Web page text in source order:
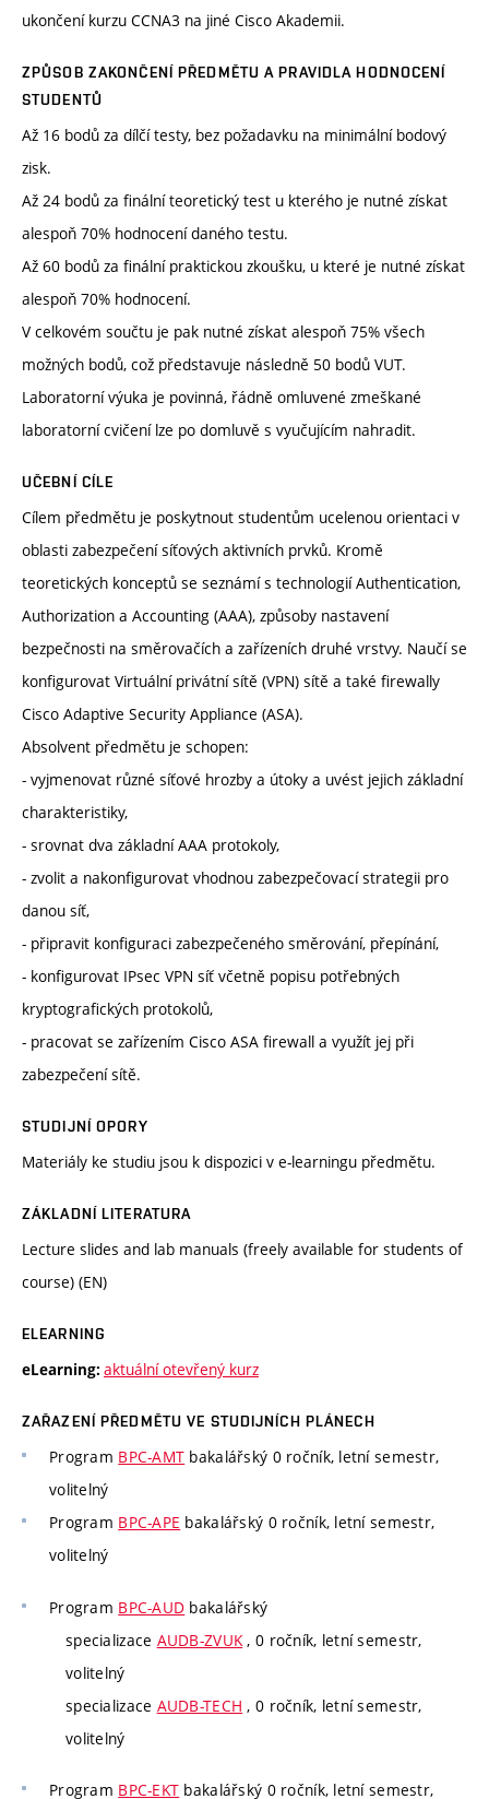
ukončení kurzu CCNA3 na jiné Cisco Akademii.
ZPŮSOB ZAKONČENÍ PŘEDMĚTU A PRAVIDLA HODNOCENÍ
STUDENTŮ
Až 16 bodů za dílčí testy, bez požadavku na minimální bodový
zisk.
Až 24 bodů za finální teoretický test u kterého je nutné získat
alespoň 70% hodnocení daného testu.
Až 60 bodů za finální praktickou zkoušku, u které je nutné získat
alespoň 70% hodnocení.
V celkovém součtu je pak nutné získat alespoň 75% všech
možných bodů, což představuje následně 50 bodů VUT.
Laboratorní výuka je povinná, řádně omluvené zmeškané
laboratorní cvičení lze po domluvě s vyučujícím nahradit.
UČEBNÍ CÍLE
Cílem předmětu je poskytnout studentům ucelenou orientaci v
oblasti zabezpečení síťových aktivních prvků. Kromě
teoretických konceptů se seznámí s technologií Authentication,
Authorization a Accounting (AAA), způsoby nastavení
bezpečnosti na směrovačích a zařízeních druhé vrstvy. Naučí se
konfigurovat Virtuální privátní sítě (VPN) sítě a také firewally
Cisco Adaptive Security Appliance (ASA).
Absolvent předmětu je schopen:
- vyjmenovat různé síťové hrozby a útoky a uvést jejich základní
charakteristiky,
- srovnat dva základní AAA protokoly,
- zvolit a nakonfigurovat vhodnou zabezpečovací strategii pro
danou síť,
- připravit konfiguraci zabezpečeného směrování, přepínání,
- konfigurovat IPsec VPN síť včetně popisu potřebných
kryptografických protokolů,
- pracovat se zařízením Cisco ASA firewall a využít jej při
zabezpečení sítě.
STUDIJNÍ OPORY
Materiály ke studiu jsou k dispozici v e-learningu předmětu.
ZÁKLADNÍ LITERATURA
Lecture slides and lab manuals (freely available for students of
course) (EN)
ELEARNING
eLearning: aktuální otevřený kurz
ZAŘAZENÍ PŘEDMĚTU VE STUDIJNÍCH PLÁNECH
Program BPC-AMT bakalářský 0 ročník, letní semestr,
volitelný
Program BPC-APE bakalářský 0 ročník, letní semestr,
volitelný
Program BPC-AUD bakalářský
specializace AUDB-ZVUK , 0 ročník, letní semestr,
volitelný
specializace AUDB-TECH , 0 ročník, letní semestr,
volitelný
Program BPC-EKT bakalářský 0 ročník, letní semestr,